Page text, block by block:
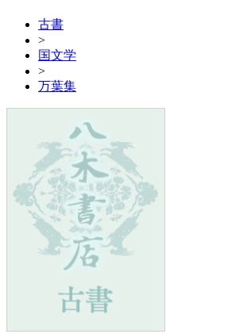
古書
>
国文学
>
万葉集